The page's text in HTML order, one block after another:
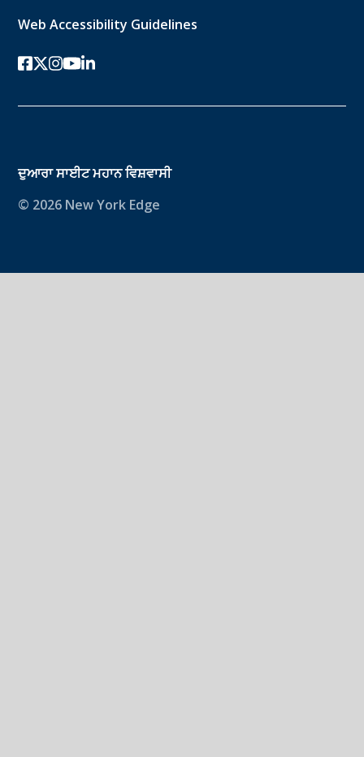
Web Accessibility Guidelines
ਫੇਸਬੁੱਕ
ਟਵਿੱਟਰ-ਐਕਸ
instagram
youtube
ਲਿੰਕਡਇਨ
ਦੁਆਰਾ ਸਾਈਟਮਹਾਨ ਵਿਸ਼ਵਾਸੀ
© 2026 New York Edge